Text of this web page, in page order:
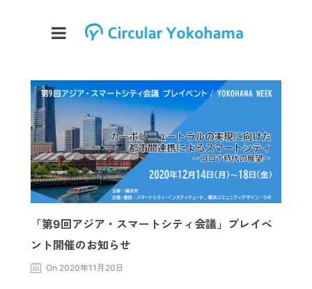
「第9回アジア・スマートシティ会議」プレイベ
ント開催のお知らせ
On 2020年11月20日